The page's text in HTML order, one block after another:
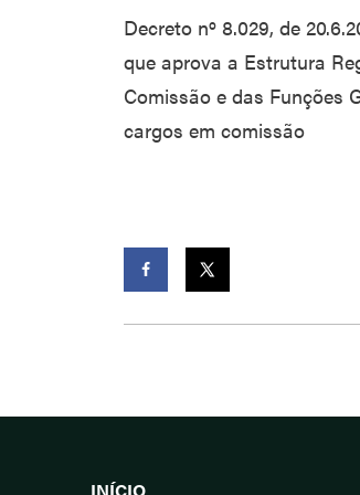
Decreto nº 8.029, de
que aprova a Estrutura
Comissão e das Funções
cargos em comissão